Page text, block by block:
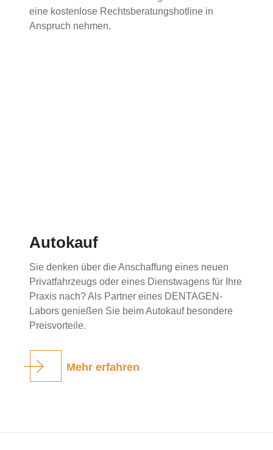
eine kostenlose Rechtsberatungshotline in
Anspruch nehmen.
Autokauf
Sie denken über die Anschaffung eines neuen
Privatfahrzeugs oder eines Dienstwagens für Ihre
Praxis nach? Als Partner eines DENTAGEN-
Labors genießen Sie beim Autokauf besondere
Preisvorteile.
Mehr erfahren